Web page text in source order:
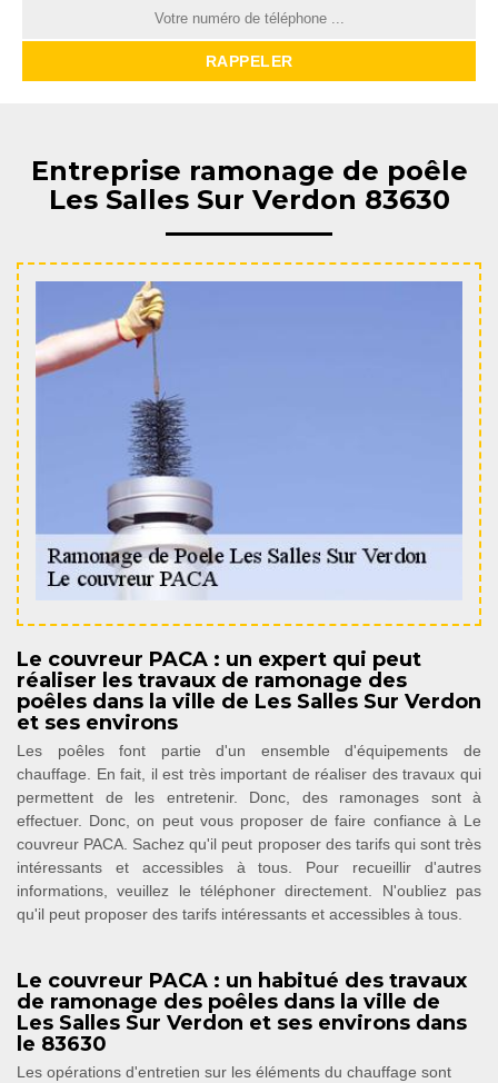
Entreprise ramonage de poêle
Les Salles Sur Verdon 83630
Le couvreur PACA : un expert qui peut
réaliser les travaux de ramonage des
poêles dans la ville de Les Salles Sur Verdon
et ses environs
Les poêles font partie d'un ensemble d'équipements de
chauffage. En fait, il est très important de réaliser des travaux qui
permettent de les entretenir. Donc, des ramonages sont à
effectuer. Donc, on peut vous proposer de faire confiance à Le
couvreur PACA. Sachez qu'il peut proposer des tarifs qui sont très
intéressants et accessibles à tous. Pour recueillir d'autres
informations, veuillez le téléphoner directement. N'oubliez pas
qu'il peut proposer des tarifs intéressants et accessibles à tous.
Le couvreur PACA : un habitué des travaux
de ramonage des poêles dans la ville de
Les Salles Sur Verdon et ses environs dans
le 83630
Les opérations d'entretien sur les éléments du chauffage sont